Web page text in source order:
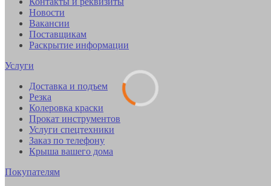
Новости
Вакансии
Поставщикам
Раскрытие информации
Услуги
Доставка и подъем
Резка
Колеровка краски
Прокат инструментов
Услуги спецтехники
Заказ по телефону
Крыша вашего дома
Покупателям